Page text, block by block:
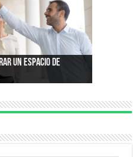
un espacio de
que compramos?:
define nuestros